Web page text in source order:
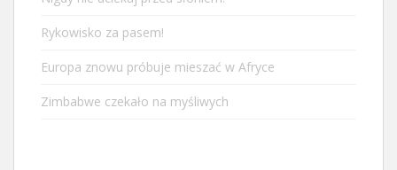
Rykowisko za pasem!
Europa znowu próbuje mieszać w Afryce
Zimbabwe czekało na myśliwych